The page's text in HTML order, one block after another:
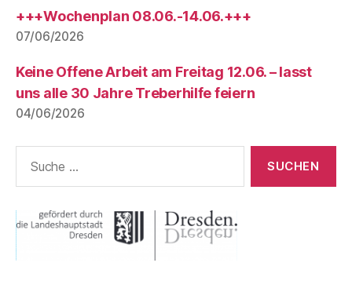
+++Wochenplan 08.06.-14.06.+++
07/06/2026
Keine Offene Arbeit am Freitag 12.06. – lasst
uns alle 30 Jahre Treberhilfe feiern
04/06/2026
nach: